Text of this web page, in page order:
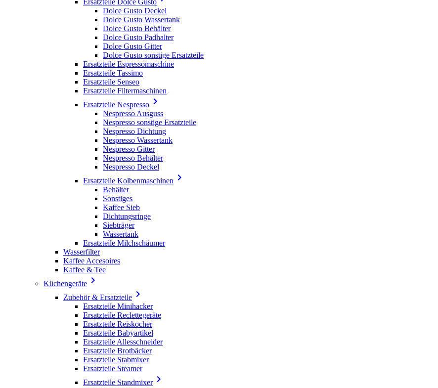
Dolce Gusto Deckel
Dolce Gusto Wassertank
Dolce Gusto Behälter
Dolce Gusto Padhalter
Dolce Gusto Gitter
Dolce Gusto sonstige Ersatzteile
Ersatzteile Espressomaschine
Ersatzteile Tassimo
Ersatzteile Senseo
Ersatzteile Filtermaschinen
Ersatzteile Nespresso 
Nespresso Ausguss
Nespresso sonstige Ersatzteile
Nespresso Dichtung
Nespresso Wassertank
Nespresso Gitter
Nespresso Behälter
Nespresso Deckel
Ersatzteile Kolbenmaschinen 
Behälter
Sonstiges
Kaffee Sieb
Dichtungsringe
Siebträger
Wassertank
Ersatzteile Milchschäumer
Wasserfilter
Kaffee Accesoires
Kaffee & Tee
Küchengeräte 
Zubehör & Ersatzteile 
Ersatzteile Minihacker
Ersatzteile Reclettegeräte
Ersatzteile Reiskocher
Ersatzteile Babyartikel
Ersatzteile Allesschneider
Ersatzteile Brotbäcker
Ersatzteile Stabmixer
Ersatzteile Steamer
Ersatzteile Standmixer